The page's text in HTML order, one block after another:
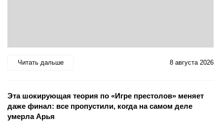
Читать дальше 8 августа 2026
Эта шокирующая теория по «Игре престолов» меняет
даже финал: все пропустили, когда на самом деле
умерла Арья